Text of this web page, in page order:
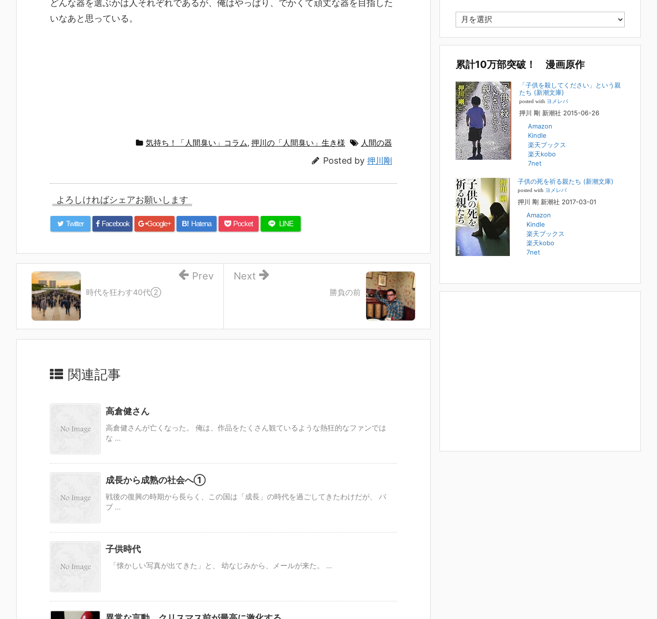
どんな器を選ぶかは人それぞれであるが、俺はやっぱり、でかくて頑丈な器を目指した
いなあと思っている。
気持ち！「人間臭い」コラム, 押川の「人間臭い」生き様 人間の器
Posted by 押川剛
よろしければシェアお願いします
Twitter Facebook Google+ B! Hatena Pocket LINE
勝負の前
Next
時代を狂わす40代②
Prev
関連記事
高倉健さん
高倉健さんが亡くなった。 俺は、作品をたくさん観ているような熱狂的なファンでは
な ...
成長から成熟の社会へ①
戦後の復興の時期から長らく、この国は「成長」の時代を過ごしてきたわけだが、 バ
ブ ...
子供時代
「懐かしい写真が出てきた」と、 幼なじみから、メールが来た。 ...
た。「漫画といえば集英社！」というく…
2023年3月1日
しても私個人としても大変な名誉です。h[...]
若年層の子供の問題
2022年8月26日
『「子供を殺してください」という親たち』では、先月ま
で、10代の対象者をテーマにした回、「ケース19 奴隷化
する親たち」をお送りしていました。こちらは、最終話をコ
ミックバンチWebで読むことができます
FBS福岡放送『目撃者f』出演情報
本日（日曜）深夜1時25分～FBS福岡放送『目撃者f』で、
（株）トキワ精神保健事務所 所長 押川剛の活動を追った
ドキュメンタリーが放送されます。「俺がつなげてやる～コ
ワモテ“説得屋”の生き様～」続きを
人と“直接”向き合うことの価値
2022年1月14日
ー
カ
ブ
累計10万部突破！ 漫画原作
「子供を殺してください」という親
たち (新潮文庫)
posted with ヨメレバ
押川 剛 新潮社 2015-06-26
Amazon
Kindle
楽天ブックス
楽天kobo
7net
子供の死を祈る親たち (新潮文庫)
posted with ヨメレバ
押川 剛 新潮社 2017-03-01
Amazon
Kindle
楽天ブックス
楽天kobo
7net